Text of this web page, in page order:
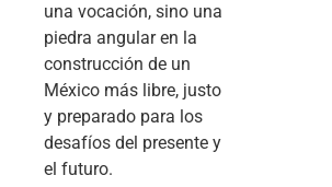
una vocación, sino una
piedra angular en la
construcción de un
México más libre, justo
y preparado para los
desafíos del presente y
el futuro.